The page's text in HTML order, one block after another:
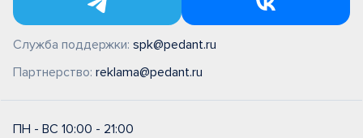
Служба поддержки: spk@pedant.ru
Партнерство: reklama@pedant.ru
ПН - ВС 10:00 - 21:00